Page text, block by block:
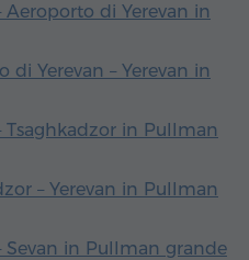
Aeroporto di Yerevan in
Yerevan – Yerevan in
Tsaghkadzor in Pullman
– Yerevan in Pullman
Sevan in Pullman grande